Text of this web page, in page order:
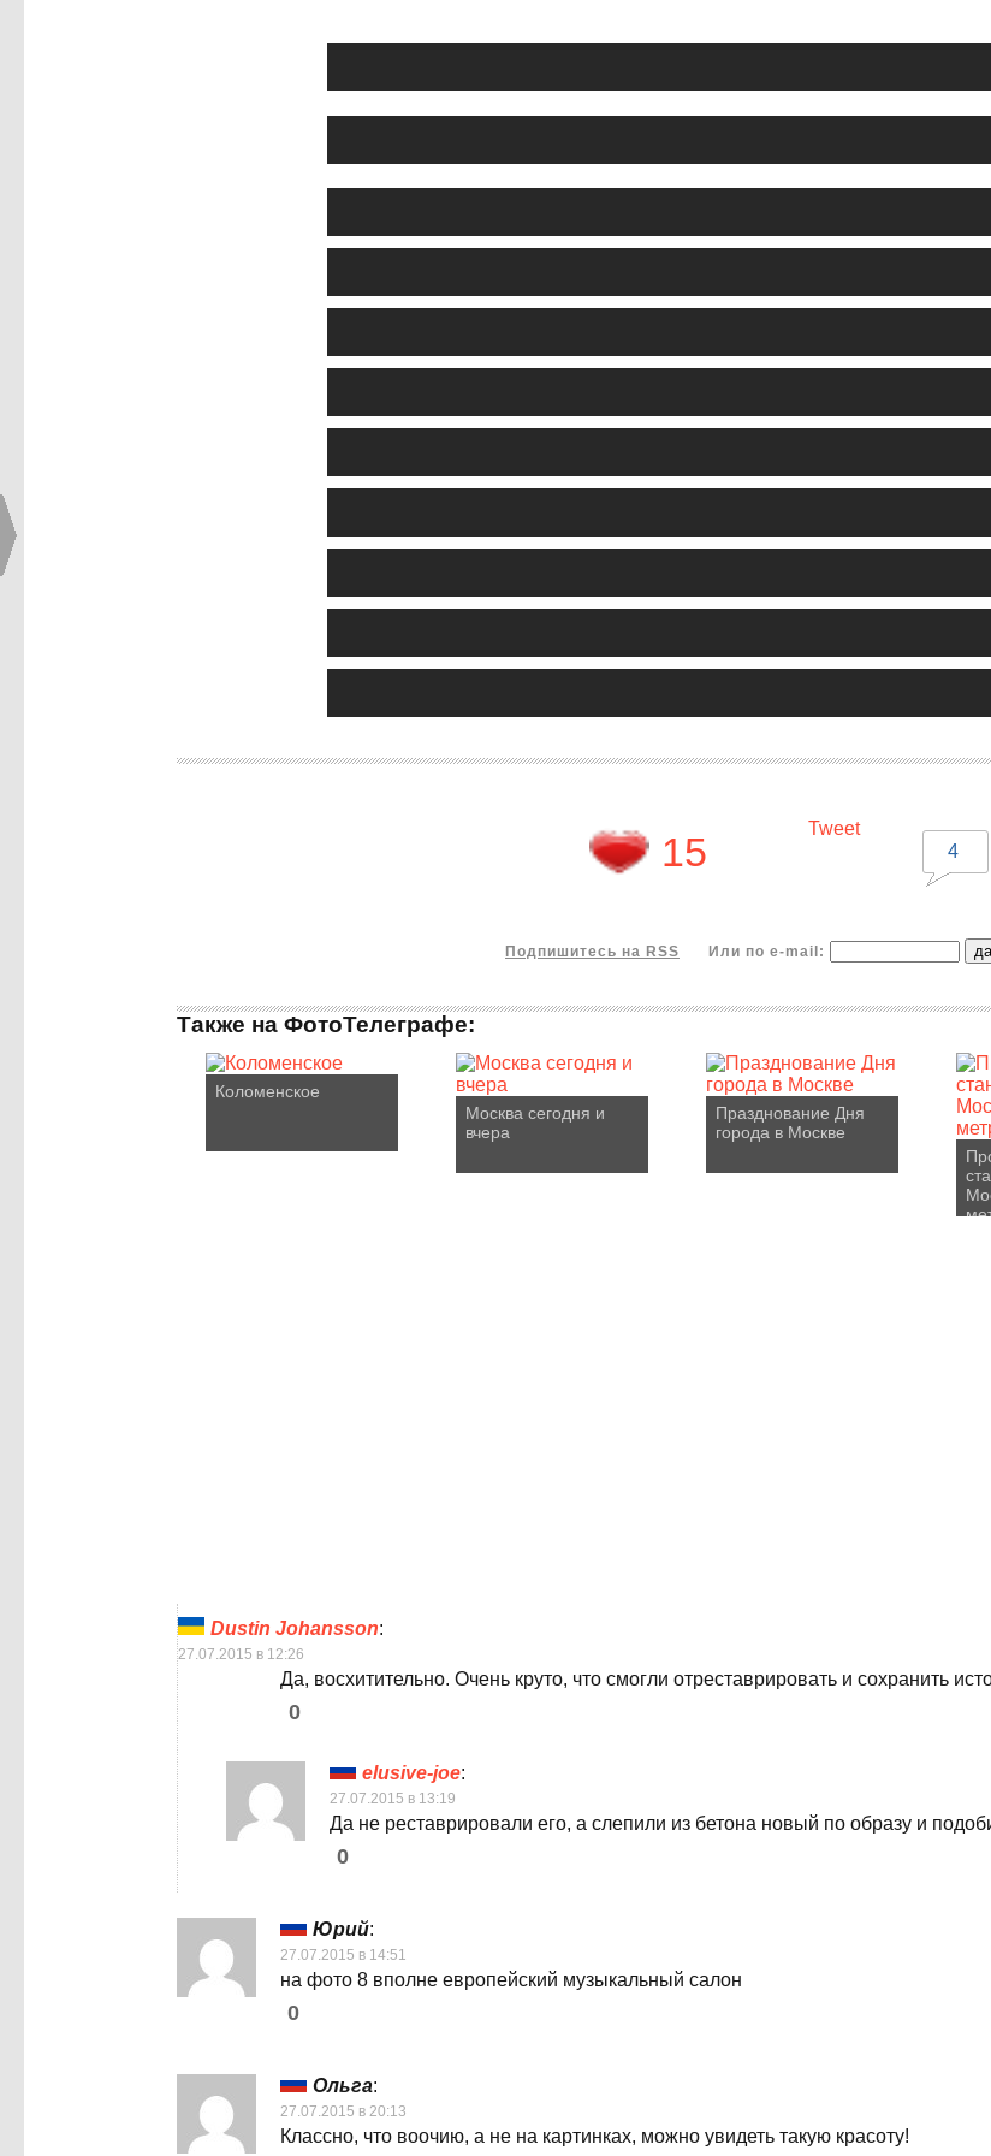
15
Tweet
4
Подпишитесь на RSS Или по e-mail:
Также на ФотоТелеграфе:
Коломенское
Москва сегодня и
вчера
Празднование Дня
города в Москве
Dustin Johansson:
27.07.2015 в 12:26
Да, восхитительно. Очень круто, что смогли отреставрировать и сохранить
0
elusive-joe:
27.07.2015 в 13:19
Да не реставрировали его, а слепили из бетона новый по образу и
0
Юрий:
27.07.2015 в 14:51
на фото 8 вполне европейский музыкальный салон
0
Ольга:
27.07.2015 в 20:13
Классно, что воочию, а не на картинках, можно увидеть такую красоту!